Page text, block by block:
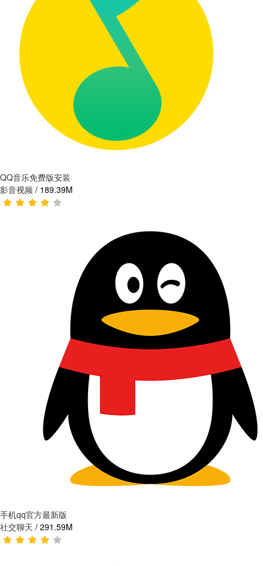
QQ音乐免费版安装
影音视频 / 189.39M
手机qq官方最新版
社交聊天 / 291.59M